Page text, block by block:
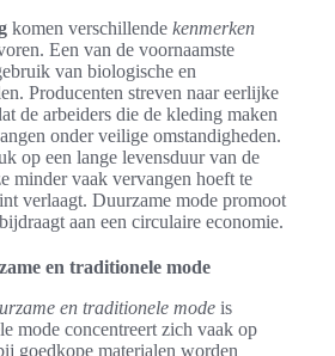
komen verschillende kenmerken
Een van de voornaamste
van biologische en
Producenten streven naar eerlijke
de arbeiders die de kleding maken
onder veilige omstandigheden.
op een lange levensduur van de
minder vaak vervangen hoeft te
verlaagt. Duurzame mode promoot
aan een circulaire economie.
en traditionele mode
en traditionele mode is
mode concentreert zich vaak op
goedkope materialen worden